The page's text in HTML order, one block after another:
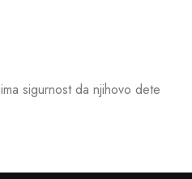
sigurnost da njihovo dete